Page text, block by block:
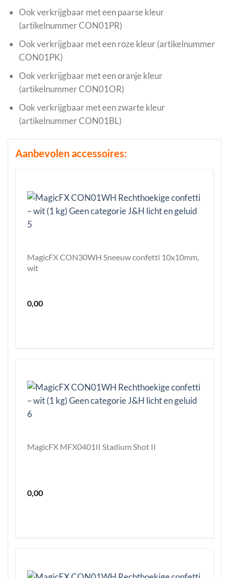
Ook verkrijgbaar met een paarse kleur
(artikelnummer CON01PR)
Ook verkrijgbaar met een roze kleur (artikelnummer
CON01PK)
Ook verkrijgbaar met een oranje kleur
(artikelnummer CON01OR)
Ook verkrijgbaar met een zwarte kleur
(artikelnummer CON01BL)
Aanbevolen accessoires:
MagicFX CON30WH Sneeuw confetti 10x10mm,
wit
0,00
MagicFX MFX0401II Stadium Shot II
0,00